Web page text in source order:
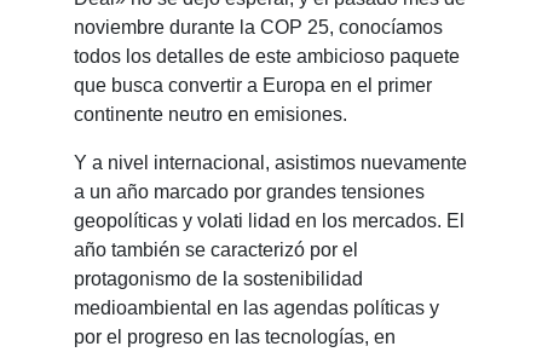
noviembre durante la COP 25, conocíamos
todos los detalles de este ambicioso paquete
que busca convertir a Europa en el primer
continente neutro en emisiones.
Y a nivel internacional, asistimos nuevamente
a un año marcado por grandes tensiones
geopolíticas y volati lidad en los mercados. El
año también se caracterizó por el
protagonismo de la sostenibilidad
medioambiental en las agendas políticas y
por el progreso en las tecnologías, en